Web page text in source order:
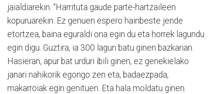
jaialdiarekin. “Harrituta gaude parte-hartzaileen
kopuruarekin. Ez genuen espero hainbeste jende
etortzea, baina eguraldi ona egin du eta horrek lagundu
egin digu. Guztira, ia 300 lagun batu ginen bazkarian.
Hasieran, apur bat urduri ibili ginen, ez genekielako
janari nahikorik egongo zen eta, badaezpada,
makarroiak egin genituen. Eta hala moldatu ginen.